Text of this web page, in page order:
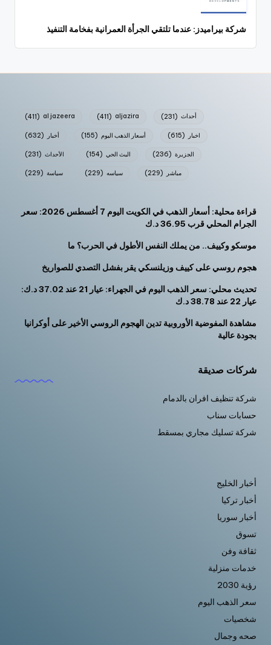
شركة بيراميدز: عندما تلتقي الجرأة العمرانية بفخامة التنفيذ
al jazeera
(411) aljazira
(411) أحداث (231)
أخبار (632) أسعار الذهب اليوم (155) اخبار (615)
الأحداث (231) البث الحي (154) الجزيرة (236)
سياسة (229) سياسه (229) مباشر (229)
قراءة محلية: أسعار الذهب في الكويت اليوم 7 أغسطس 2026: سعر
الجرام المحلي قرب 36.95 د.ك
موسكو وكييف.. من يملك النفس الأطول في الحرب؟ ما
هجوم روسي على كييف وزيلنسكي يقر بفشل التصدي للصواريخ
تحديث محلي: سعر الذهب اليوم في الجهراء: عيار 21 عند 37.02 د.ك:
عيار 22 عند 38.78 د.ك
مشاهدة المفوضية الأوروبية تدين الهجوم الروسي الأخير على أوكرانيا
بجودة عالية
شركات صديقة
شركة تنظيف افران بالدمام
حسابات سناب
شركة تسليك مجاري بمسقط
أخبار الخليج
أخبار تركيا
أخبار سوريا
تسوق
ثقافة وفن
خدمات منزلية
رؤية 2030
سعر الذهب اليوم
شخصيات
صحه وجمال